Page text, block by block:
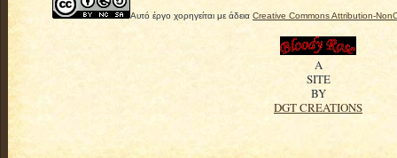
Αυτό έργο χορηγείται με άδεια Creative Commons Attribution-
A
SITE
BY
DGT CREATIONS